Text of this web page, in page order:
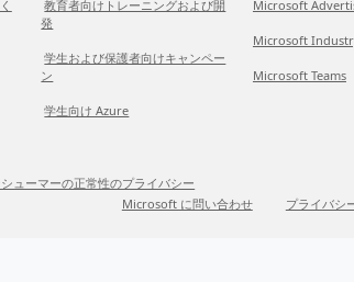
教育者向けトレーニングおよび開
発
学生および保護者向けキャンペー
ン
学生向け Azure
Microsoft
Microsoft
Microsoft Teams
ューマーの正常性のプライバシー
Microsoft に問い合わせ
プライバシ